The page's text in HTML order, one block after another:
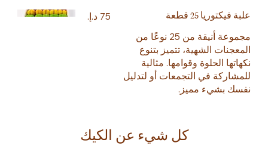
علبة فيكتوريا 25 قطعة
مجموعة أنيقة من 25 نوعًا من
المعجنات الشهية، تتميز بتنوع
نكهاتها الحلوة وقوامها. مثالية
للمشاركة في التجمعات أو لتدليل
نفسك بشيء مميز.
كل شيء عن الكيك